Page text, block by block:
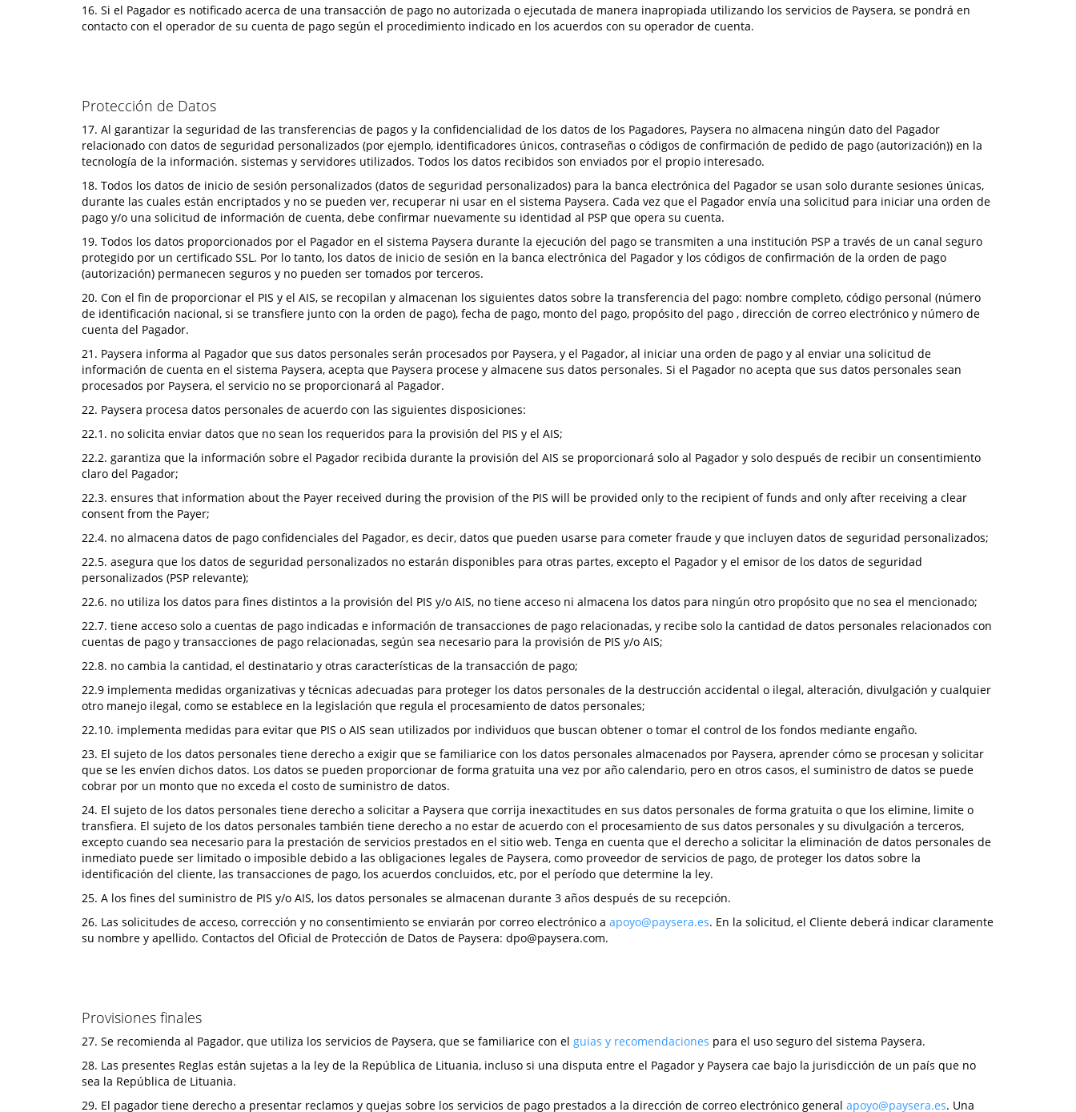
16. Si el Pagador es notificado acerca de una transacción de pago no autorizada o ejecutada de manera inapropiada utilizando los servicios de Paysera, se pondrá en
contacto con el operador de su cuenta de pago según el procedimiento indicado en los acuerdos con su operador de cuenta.
Protección de Datos
17. Al garantizar la seguridad de las transferencias de pagos y la confidencialidad de los datos de los Pagadores, Paysera no almacena ningún dato del Pagador
relacionado con datos de seguridad personalizados (por ejemplo, identificadores únicos, contraseñas o códigos de confirmación de pedido de pago (autorización)) en la
tecnología de la información. sistemas y servidores utilizados. Todos los datos recibidos son enviados por el propio interesado.
18. Todos los datos de inicio de sesión personalizados (datos de seguridad personalizados) para la banca electrónica del Pagador se usan solo durante sesiones únicas,
durante las cuales están encriptados y no se pueden ver, recuperar ni usar en el sistema Paysera. Cada vez que el Pagador envía una solicitud para iniciar una orden de
pago y/o una solicitud de información de cuenta, debe confirmar nuevamente su identidad al PSP que opera su cuenta.
19. Todos los datos proporcionados por el Pagador en el sistema Paysera durante la ejecución del pago se transmiten a una institución PSP a través de un canal seguro
protegido por un certificado SSL. Por lo tanto, los datos de inicio de sesión en la banca electrónica del Pagador y los códigos de confirmación de la orden de pago
(autorización) permanecen seguros y no pueden ser tomados por terceros.
20. Con el fin de proporcionar el PIS y el AIS, se recopilan y almacenan los siguientes datos sobre la transferencia del pago: nombre completo, código personal (número
de identificación nacional, si se transfiere junto con la orden de pago), fecha de pago, monto del pago, propósito del pago , dirección de correo electrónico y número de
cuenta del Pagador.
21. Paysera informa al Pagador que sus datos personales serán procesados por Paysera, y el Pagador, al iniciar una orden de pago y al enviar una solicitud de
información de cuenta en el sistema Paysera, acepta que Paysera procese y almacene sus datos personales. Si el Pagador no acepta que sus datos personales sean
procesados por Paysera, el servicio no se proporcionará al Pagador.
22. Paysera procesa datos personales de acuerdo con las siguientes disposiciones:
22.1. no solicita enviar datos que no sean los requeridos para la provisión del PIS y el AIS;
22.2. garantiza que la información sobre el Pagador recibida durante la provisión del AIS se proporcionará solo al Pagador y solo después de recibir un consentimiento
claro del Pagador;
22.3. ensures that information about the Payer received during the provision of the PIS will be provided only to the recipient of funds and only after receiving a clear
consent from the Payer;
22.4. no almacena datos de pago confidenciales del Pagador, es decir, datos que pueden usarse para cometer fraude y que incluyen datos de seguridad personalizados;
22.5. asegura que los datos de seguridad personalizados no estarán disponibles para otras partes, excepto el Pagador y el emisor de los datos de seguridad
personalizados (PSP relevante);
22.6. no utiliza los datos para fines distintos a la provisión del PIS y/o AIS, no tiene acceso ni almacena los datos para ningún otro propósito que no sea el mencionado;
22.7. tiene acceso solo a cuentas de pago indicadas e información de transacciones de pago relacionadas, y recibe solo la cantidad de datos personales relacionados con
cuentas de pago y transacciones de pago relacionadas, según sea necesario para la provisión de PIS y/o AIS;
22.8. no cambia la cantidad, el destinatario y otras características de la transacción de pago;
22.9 implementa medidas organizativas y técnicas adecuadas para proteger los datos personales de la destrucción accidental o ilegal, alteración, divulgación y cualquier
otro manejo ilegal, como se establece en la legislación que regula el procesamiento de datos personales;
22.10. implementa medidas para evitar que PIS o AIS sean utilizados por individuos que buscan obtener o tomar el control de los fondos mediante engaño.
23. El sujeto de los datos personales tiene derecho a exigir que se familiarice con los datos personales almacenados por Paysera, aprender cómo se procesan y solicitar
que se les envíen dichos datos. Los datos se pueden proporcionar de forma gratuita una vez por año calendario, pero en otros casos, el suministro de datos se puede
cobrar por un monto que no exceda el costo de suministro de datos.
24. El sujeto de los datos personales tiene derecho a solicitar a Paysera que corrija inexactitudes en sus datos personales de forma gratuita o que los elimine, limite o
transfiera. El sujeto de los datos personales también tiene derecho a no estar de acuerdo con el procesamiento de sus datos personales y su divulgación a terceros,
excepto cuando sea necesario para la prestación de servicios prestados en el sitio web. Tenga en cuenta que el derecho a solicitar la eliminación de datos personales de
inmediato puede ser limitado o imposible debido a las obligaciones legales de Paysera, como proveedor de servicios de pago, de proteger los datos sobre la
identificación del cliente, las transacciones de pago, los acuerdos concluidos, etc, por el período que determine la ley.
25. A los fines del suministro de PIS y/o AIS, los datos personales se almacenan durante 3 años después de su recepción.
26. Las solicitudes de acceso, corrección y no consentimiento se enviarán por correo electrónico a apoyo@paysera.es. En la solicitud, el Cliente deberá indicar claramente
su nombre y apellido. Contactos del Oficial de Protección de Datos de Paysera: dpo@paysera.com.
Provisiones finales
27. Se recomienda al Pagador, que utiliza los servicios de Paysera, que se familiarice con el guias y recomendaciones para el uso seguro del sistema Paysera.
28. Las presentes Reglas están sujetas a la ley de la República de Lituania, incluso si una disputa entre el Pagador y Paysera cae bajo la jurisdicción de un país que no
sea la República de Lituania.
29. El pagador tiene derecho a presentar reclamos y quejas sobre los servicios de pago prestados a la dirección de correo electrónico general apoyo@paysera.es. Una